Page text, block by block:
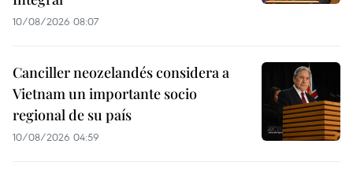
10/08/2026 08:07
Canciller neozelandés considera a
Vietnam un importante socio
regional de su país
10/08/2026 04:59